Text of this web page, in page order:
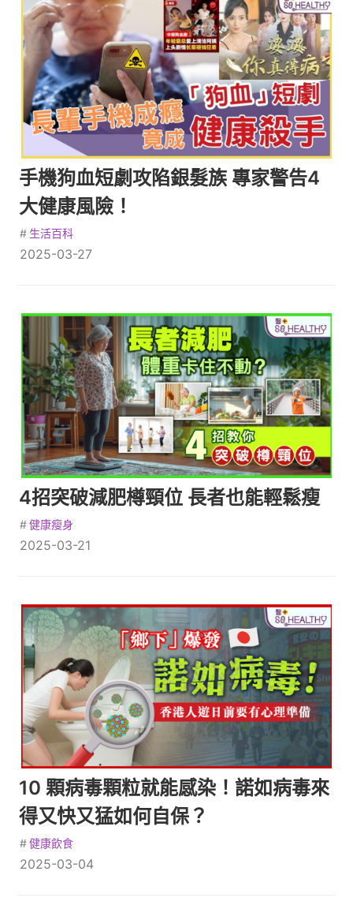
手機狗血短劇攻陷銀髮族 專家警告4
大健康風險！
# 生活百科
2025-03-27
4招突破減肥樽頸位 長者也能輕鬆瘦
# 健康瘦身
2025-03-21
10 顆病毒顆粒就能感染！諾如病毒來
得又快又猛如何自保？
# 健康飲食
2025-03-04